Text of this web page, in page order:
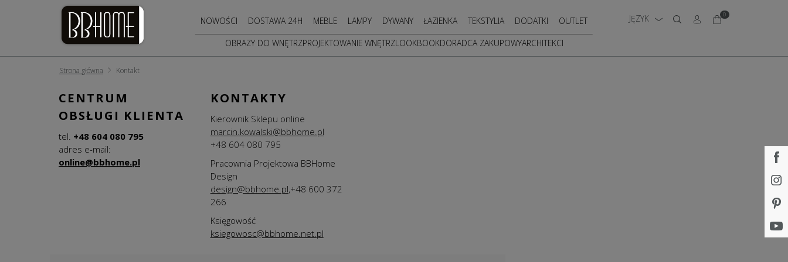
JĘZYK 0
NOWOŚCI DOSTAWA 24H MEBLE LAMPY DYWANY ŁAZIENKA TEKSTYLIA DODATKI OUTLET
OBRAZY DO WNĘTRZPROJEKTOWANIE WNĘTRZLOOKBOOKDORADCA ZAKUPOWYARCHITEKCI
Strona główna Kontakt
CENTRUM
OBSŁUGI KLIENTA
tel. +48 604 080 795
adres e-mail:
online@bbhome.pl
KONTAKTY
Kierownik Sklepu online
marcin.kowalski@bbhome.pl
+48 604 080 795
Pracownia Projektowa BBHome
Design
design@bbhome.pl,+48 600 372
266
Księgowość
ksiegowosc@bbhome.net.pl